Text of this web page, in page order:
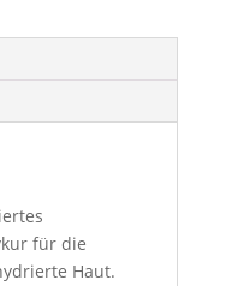
für die
Haut.